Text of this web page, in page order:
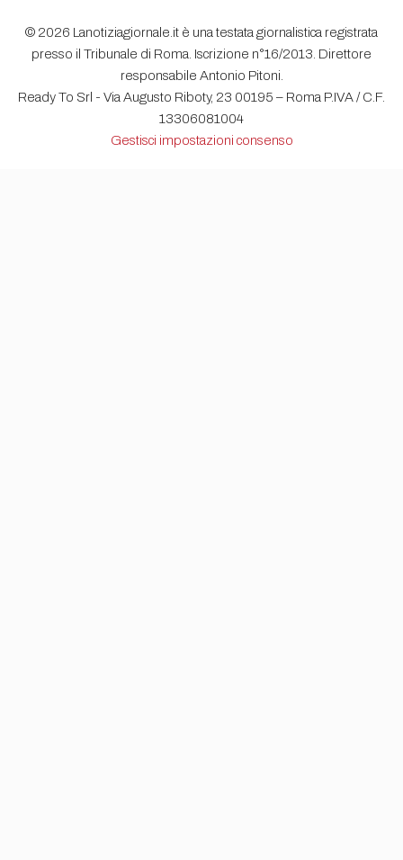
© 2026 Lanotiziagiornale.it è una testata giornalistica registrata
presso il Tribunale di Roma. Iscrizione n°16/2013. Direttore
responsabile Antonio Pitoni.
Ready To Srl - Via Augusto Riboty, 23 00195 – Roma P.IVA / C.F.
13306081004
Gestisci impostazioni consenso